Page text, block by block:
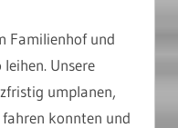
Familienhof und
Unsere
umplanen,
konnten und